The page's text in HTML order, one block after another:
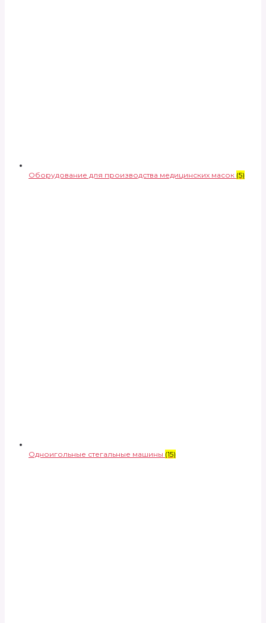
Оборудование для производства медицинских масок (5)
Одноигольные стегальные машины (15)